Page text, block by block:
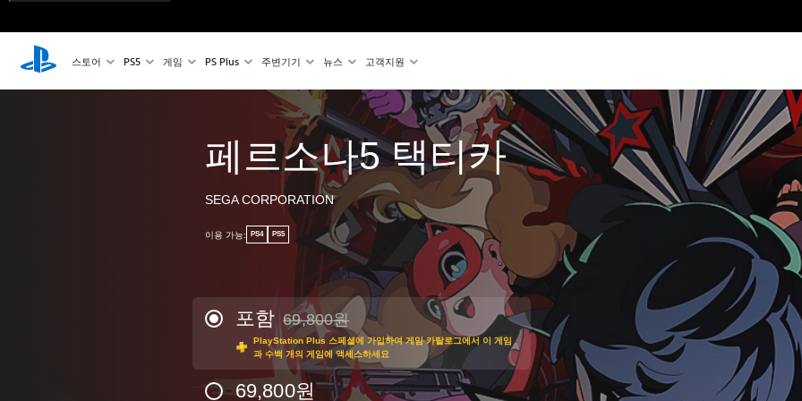
스토어 PS5 게임 PS Plus 주변기기 뉴스 고객지원
페르소나5 택티카
SEGA CORPORATION
이용 가능: PS4 PS5
포함 69,800원의 원래 가격에서 할인됨
69,800원
PlayStation Plus 스페셜에 가입하여 게임 카탈로그에서 이 게임
과 수백 개의 게임에 액세스하세요
69,800원